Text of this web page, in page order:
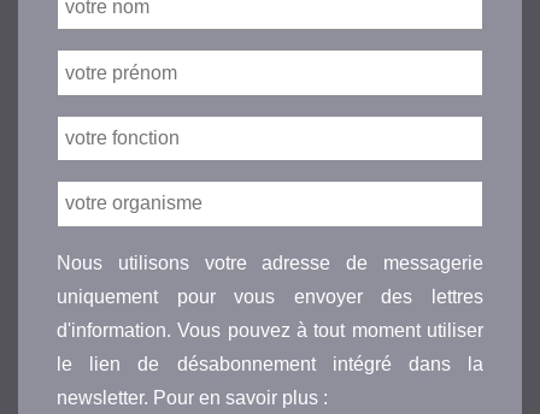
Nous utilisons votre adresse de messagerie
uniquement pour vous envoyer des lettres
d'information. Vous pouvez à tout moment utiliser
le lien de désabonnement intégré dans la
newsletter. Pour en savoir plus :